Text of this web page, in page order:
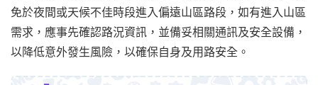
免於夜間或天候不佳時段進入偏遠山區路段，如有進入山區
需求，應事先確認路況資訊，並備妥相關通訊及安全設備，
以降低意外發生風險，以確保自身及用路安全。